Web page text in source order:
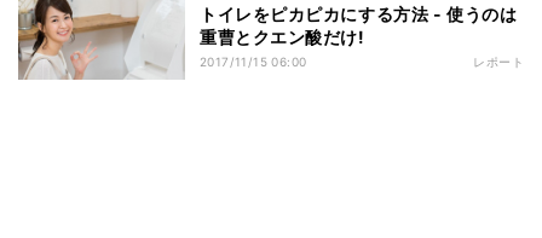
トイレをピカピカにする方法 - 使うのは
重曹とクエン酸だけ!
2017/11/15 06:00 レポート